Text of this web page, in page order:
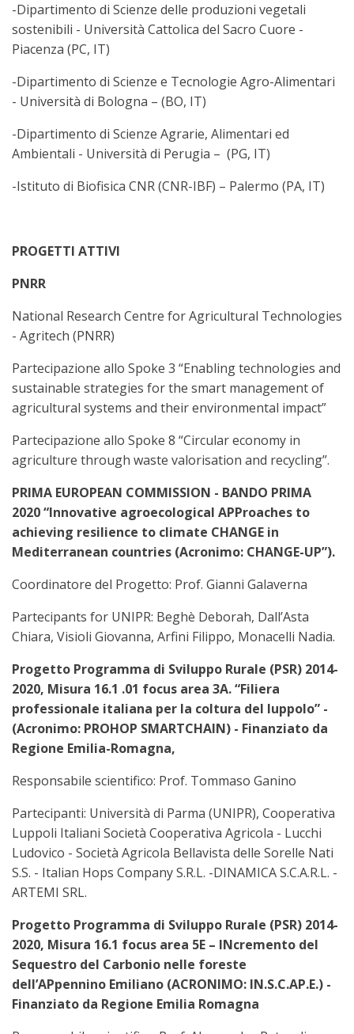
-Dipartimento di Scienze delle produzioni vegetali
sostenibili - Università Cattolica del Sacro Cuore -
Piacenza (PC, IT)
-Dipartimento di Scienze e Tecnologie Agro-Alimentari
- Università di Bologna – (BO, IT)
-Dipartimento di Scienze Agrarie, Alimentari ed
Ambientali - Università di Perugia – (PG, IT)
-Istituto di Biofisica CNR (CNR-IBF) – Palermo (PA, IT)
PROGETTI ATTIVI
PNRR
National Research Centre for Agricultural Technologies
- Agritech (PNRR)
Partecipazione allo Spoke 3 “Enabling technologies and
sustainable strategies for the smart management of
agricultural systems and their environmental impact”
Partecipazione allo Spoke 8 “Circular economy in
agriculture through waste valorisation and recycling”.
PRIMA EUROPEAN COMMISSION - BANDO PRIMA
2020 “Innovative agroecological APProaches to
achieving resilience to climate CHANGE in
Mediterranean countries (Acronimo: CHANGE-UP”).
Coordinatore del Progetto: Prof. Gianni Galaverna
Partecipants for UNIPR: Beghè Deborah, Dall’Asta
Chiara, Visioli Giovanna, Arfini Filippo, Monacelli Nadia.
Progetto Programma di Sviluppo Rurale (PSR) 2014-
2020, Misura 16.1 .01 focus area 3A. “Filiera
professionale italiana per la coltura del luppolo” -
(Acronimo: PROHOP SMARTCHAIN) - Finanziato da
Regione Emilia-Romagna,
Responsabile scientifico: Prof. Tommaso Ganino
Partecipanti: Università di Parma (UNIPR), Cooperativa
Luppoli Italiani Società Cooperativa Agricola - Lucchi
Ludovico - Società Agricola Bellavista delle Sorelle Nati
S.S. - Italian Hops Company S.R.L. -DINAMICA S.C.A.R.L. -
ARTEMI SRL.
Progetto Programma di Sviluppo Rurale (PSR) 2014-
2020, Misura 16.1 focus area 5E – INcremento del
Sequestro del Carbonio nelle foreste
dell’APpennino Emiliano (ACRONIMO: IN.S.C.AP.E.) -
Finanziato da Regione Emilia Romagna